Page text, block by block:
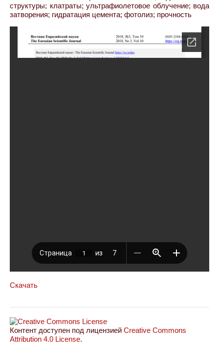
структуры; клатраты; ультрафиолетовое облучение; вода
затворения; гидратация цемента; фотолиз; прочность
Скачать
Контент доступен под лицензией Creative Commons
Attribution 4.0 License.